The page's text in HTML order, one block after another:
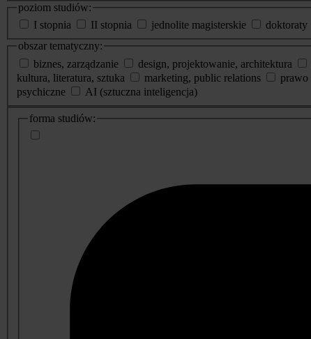
poziom studiów:
I stopnia
II stopnia jednolite magisterskie doktoraty
obszar tematyczny:
biznes, zarządzanie
design, projektowanie, architektura
kultura, literatura, sztuka
marketing, public relations prawo
psychiczne
AI (sztuczna inteligencja)
dodatkowe
informacje
forma studiów: